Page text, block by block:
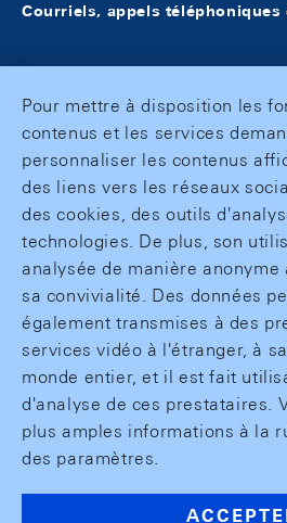
Courriels, appels
Pour mettre à disposition les
contenus et les services
personnaliser les contenus
des liens vers les réseaux
des cookies, des outils
technologies. De plus, son
analysée de manière
sa convivialité. Des données
également transmises à des
services vidéo à l'étranger, à
monde entier, et il est fait
d'analyse de ces prestataires.
plus amples informations à la
des paramètres.